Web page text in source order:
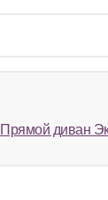
Прямой диван